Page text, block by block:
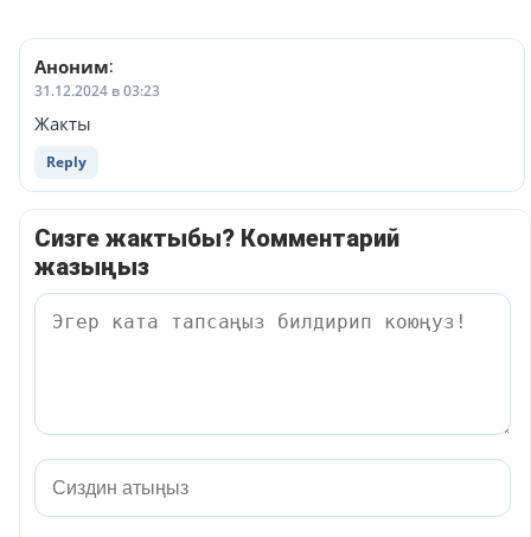
Аноним:
31.12.2024 в 03:23
Жакты
Reply
Сизге жактыбы? Комментарий
жазыңыз